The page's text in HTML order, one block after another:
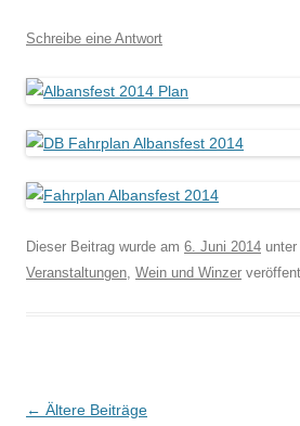
Schreibe eine Antwort
Dieser Beitrag wurde am 6. Juni 2014 unter
Veranstaltungen Wein und Winzer
Beitrags-
← Ältere Beiträge